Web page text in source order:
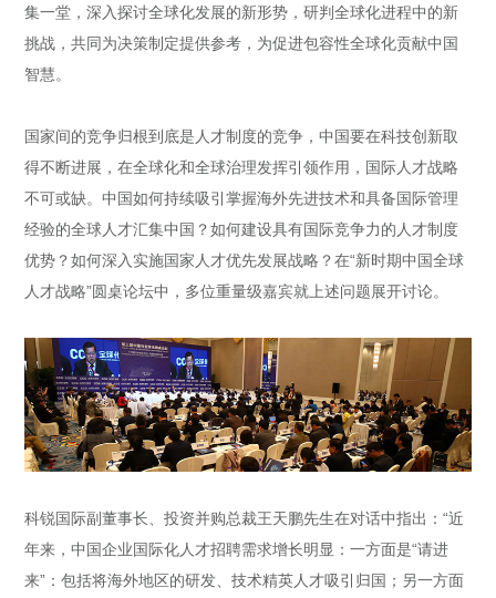
集一堂，深入探讨全球化发展的新形势，研判全球化进程中的新
挑战，共同为决策制定提供参考，为促进包容性全球化贡献中国
智慧。
国家间的竞争归根到底是人才制度的竞争，中国要在科技创新取
得不断进展，在全球化和全球治理发挥引领作用，国际人才战略
不可或缺。中国如何持续吸引掌握海外先进技术和具备国际管理
经验的全球人才汇集中国？如何建设具有国际竞争力的人才制度
优势？如何深入实施国家人才优先发展战略？在“新时期中国全球
人才战略”圆桌论坛中，多位重量级嘉宾就上述问题展开讨论。
科锐国际副董事长、投资并购总裁王天鹏先生在对话中指出：“近
年来，中国企业国际化人才招聘需求增长明显：一方面是“请进
来”：包括将海外地区的研发、技术精英人才吸引归国；另一方面